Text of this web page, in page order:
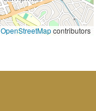
OpenStreetMapcontributors